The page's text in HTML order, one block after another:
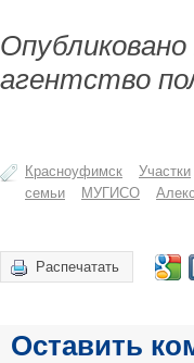
агентство
Красноуфимск Участки
семьи
МУГИСО
Распечатать
Оставить